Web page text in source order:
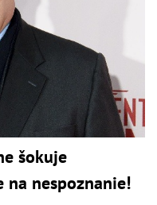
šokuje
na nespoznanie!